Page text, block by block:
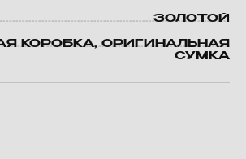
ЗОЛОТОЙ
КОРОБКА, ОРИГИНАЛЬНАЯ
СУМКА